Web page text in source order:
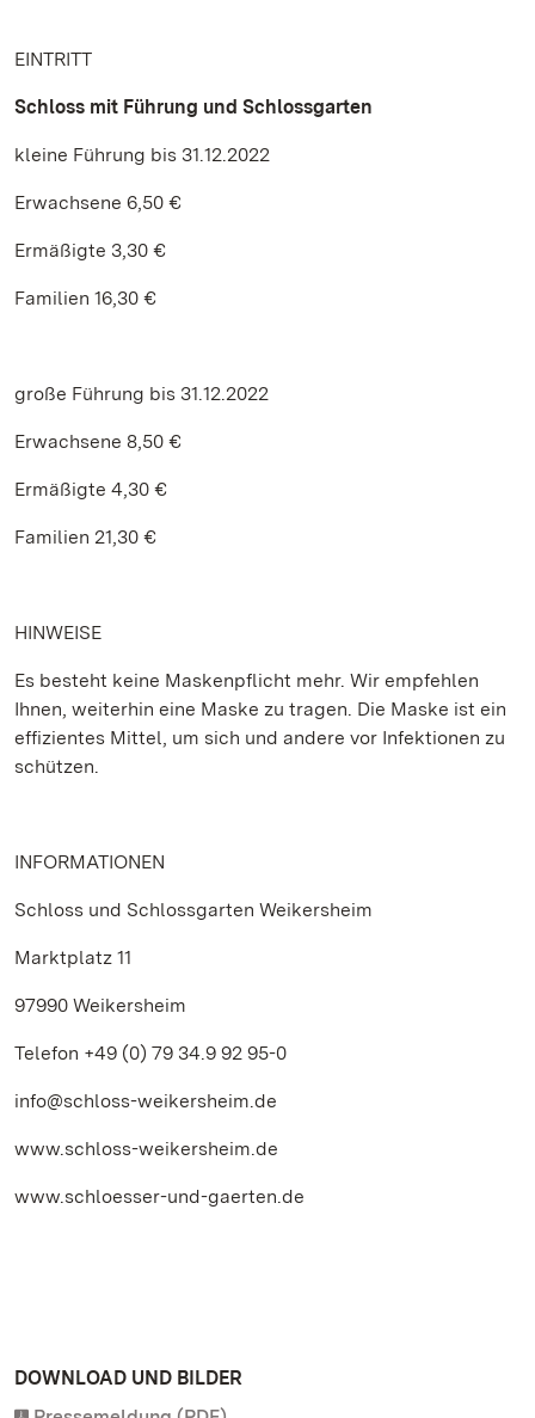
EINTRITT
Schloss mit Führung und Schlossgarten
kleine Führung bis 31.12.2022
Erwachsene 6,50 €
Ermäßigte 3,30 €
Familien 16,30 €
große Führung bis 31.12.2022
Erwachsene 8,50 €
Ermäßigte 4,30 €
Familien 21,30 €
HINWEISE
Es besteht keine Maskenpflicht mehr. Wir empfehlen
Ihnen, weiterhin eine Maske zu tragen. Die Maske ist ein
effizientes Mittel, um sich und andere vor Infektionen zu
schützen.
INFORMATIONEN
Schloss und Schlossgarten Weikersheim
Marktplatz 11
97990 Weikersheim
Telefon +49 (0) 79 34.9 92 95-0
info@schloss-weikersheim.de
www.schloss-weikersheim.de
www.schloesser-und-gaerten.de
DOWNLOAD UND BILDER